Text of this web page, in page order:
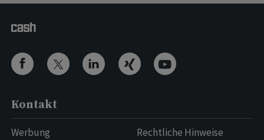
Kontakt
Werbung
Rechtliche Hinweise